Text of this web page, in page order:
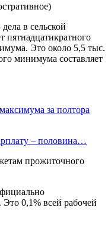
в сельской
пятнадцатикратного
Это около 5,5 тыс.
минимума составляет
за полтора
– половина…
прожиточного
0,1% всей рабочей